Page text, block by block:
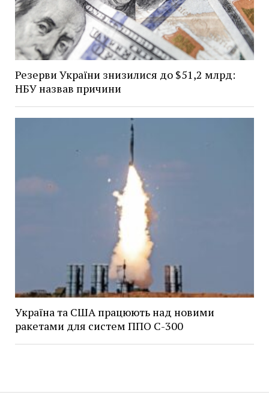
Резерви України знизилися до $51,2 млрд:
НБУ назвав причини
Україна та США працюють над новими
ракетами для систем ППО С-300